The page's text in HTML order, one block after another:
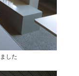
した